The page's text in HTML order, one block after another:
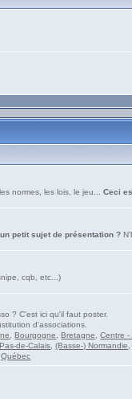
normes, les lois, le jeu...Ceci
petit sujet de présentation ?
cqb, etc...)
? C'est ici qu'il faut poster.
d'associations.
,Bourgogne ,Bretagne ,Centre -
de-Calais ,(Basse-) Normandie
,Québec